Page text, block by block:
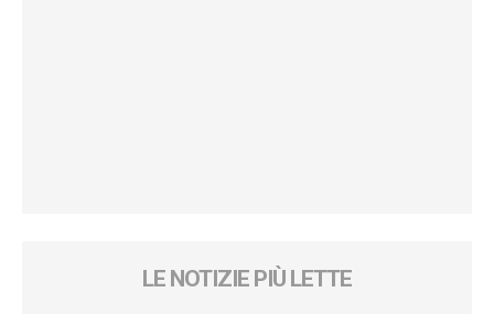
LE NOTIZIE PIÙ LETTE